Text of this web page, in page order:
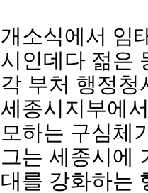
개소식에서 임
시인데다 젊은
각 부처 행정청
세종시지부에
모하는 구심체
그는 세종시에
대를 강화하는